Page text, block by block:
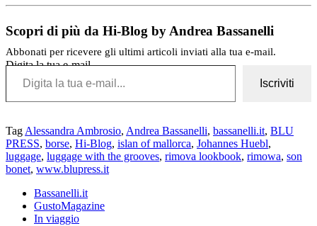
Scopri di più da Hi-Blog by Andrea Bassanelli
Abbonati per ricevere gli ultimi articoli inviati alla tua e-mail.
Digita la tua e-mail...
Iscriviti
Tag Alessandra Ambrosio, Andrea Bassanelli, bassanelli.it, BLU
PRESS, borse, Hi-Blog, islan of mallorca, Johannes Huebl,
luggage, luggage with the grooves, rimova lookbook, rimowa, son
bonet, www.blupress.it
Bassanelli.it
GustoMagazine
In viaggio